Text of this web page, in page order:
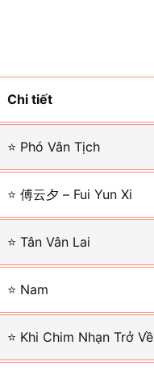
Chi tiết
⭐ Phó Vân Tịch
⭐ 傅云夕 – Fui Yun Xi
⭐ Tân Vân Lai
⭐ Nam
⭐ Khi Chim Nhạn Trở Về